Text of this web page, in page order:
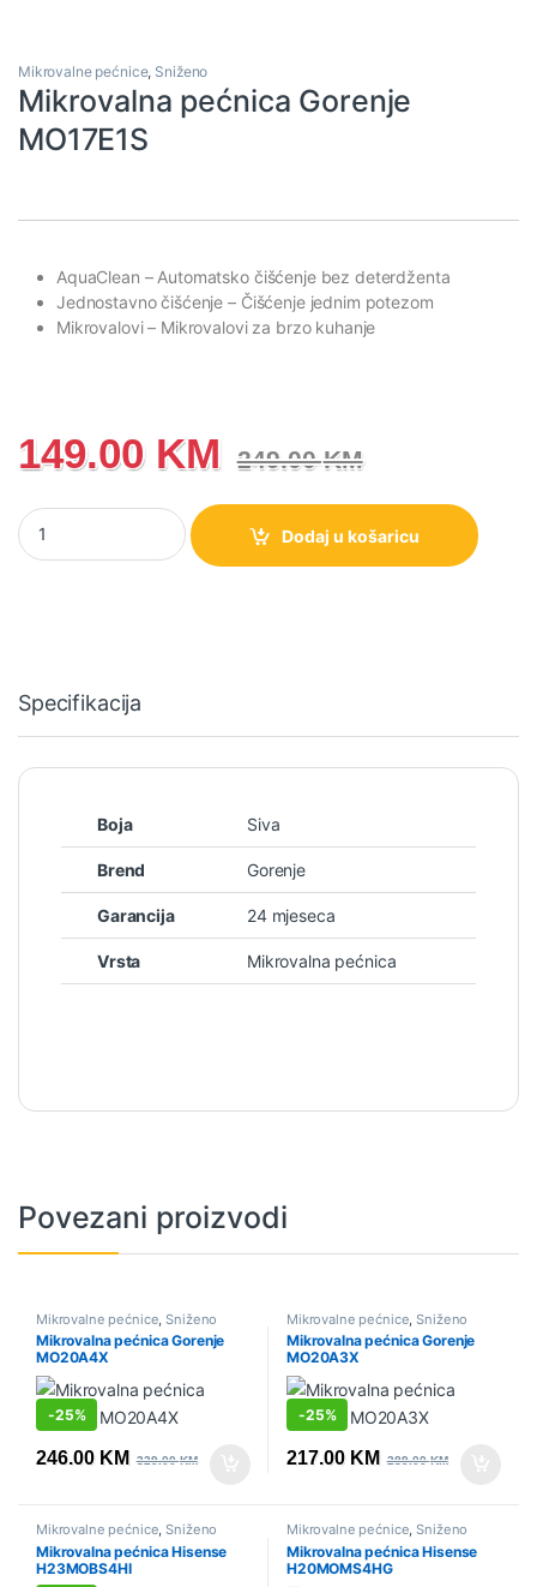
Mikrovalne pećnice, Sniženo
Mikrovalna pećnica Gorenje
MO17E1S
AquaClean – Automatsko čišćenje bez deterdženta
Jednostavno čišćenje– Čišćenje jednim potezom
Mikrovalovi– Mikrovalovi za brzo kuhanje
149.00 KM 249.00KM
Mikrovalna pećnica Gorenje MO17E1S količina
Dodaj u košaricu
Specifikacija
Boja Siva
Brend Gorenje
Garancija 24 mjeseca
Vrsta Mikrovalna pećnica
Povezani proizvodi
Mikrovalne pećnice ,Sniženo
Mikrovalna pećnica Gorenje
MO20A4X
-25%
246.00 KM 329.00KM
Mikrovalne pećnice ,Sniženo
Mikrovalna pećnica Gorenje
MO20A3X
-25%
217.00 KM 289.00KM
Mikrovalne pećnice,Sniženo
Mikrovalna pećnica Hisense
H23MOBS4HI
Mikrovalne pećnice,Sniženo
Mikrovalna pećnica Hisense
H20MOMS4HG